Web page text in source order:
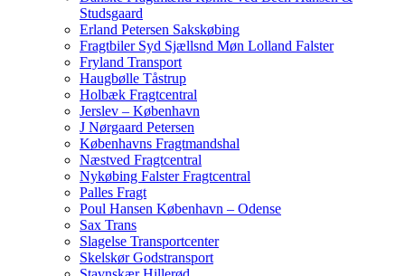
Studsgaard
Erland Petersen Sakskøbing
Fragtbiler Syd Sjællsnd Møn Lolland Falster
Fryland Transport
Haugbølle Tåstrup
Holbæk Fragtcentral
Jerslev – København
J Nørgaard Petersen
Københavns Fragtmandshal
Næstved Fragtcentral
Nykøbing Falster Fragtcentral
Palles Fragt
Poul Hansen København – Odense
Sax Trans
Slagelse Transportcenter
Skelskør Godstransport